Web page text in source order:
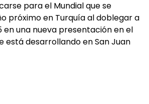
para el Mundial que se
próximo en Turquía al doblegar a
en una nueva presentación en el
está desarrollando en San Juan